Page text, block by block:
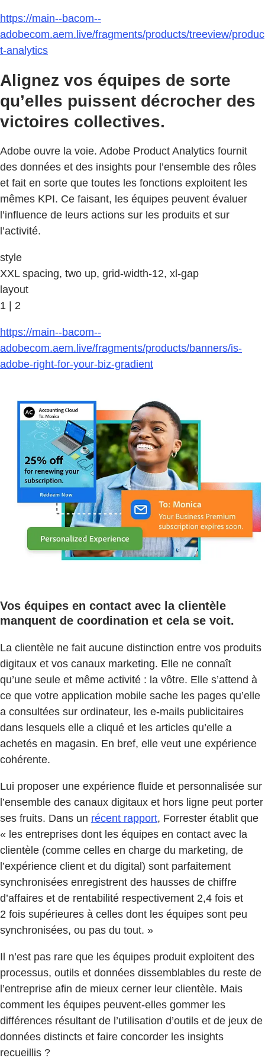
https://main--bacom--
adobecom.aem.live/fragments/products/treeview/produc
t-analytics
Alignez vos équipes de sorte
qu’elles puissent décrocher des
victoires collectives.
Adobe ouvre la voie. Adobe Product Analytics fournit
des données et des insights pour l’ensemble des rôles
et fait en sorte que toutes les fonctions exploitent les
mêmes KPI. Ce faisant, les équipes peuvent évaluer
l’influence de leurs actions sur les produits et sur
l’activité.
style
XXL spacing, two up, grid-width-12, xl-gap
layout
1 | 2
https://main--bacom--
adobecom.aem.live/fragments/products/banners/is-
adobe-right-for-your-biz-gradient
Vos équipes en contact avec la clientèle
manquent de coordination et cela se voit.
La clientèle ne fait aucune distinction entre vos produits
digitaux et vos canaux marketing. Elle ne connaît
qu’une seule et même activité : la vôtre. Elle s’attend à
ce que votre application mobile sache les pages qu’elle
a consultées sur ordinateur, les e-mails publicitaires
dans lesquels elle a cliqué et les articles qu’elle a
achetés en magasin. En bref, elle veut une expérience
cohérente.
Lui proposer une expérience fluide et personnalisée sur
l’ensemble des canaux digitaux et hors ligne peut porter
ses fruits. Dans un récent rapport, Forrester établit que
« les entreprises dont les équipes en contact avec la
clientèle (comme celles en charge du marketing, de
l’expérience client et du digital) sont parfaitement
synchronisées enregistrent des hausses de chiffre
d’affaires et de rentabilité respectivement 2,4 fois et
2 fois supérieures à celles dont les équipes sont peu
synchronisées, ou pas du tout. »
Il n’est pas rare que les équipes produit exploitent des
processus, outils et données dissemblables du reste de
l’entreprise afin de mieux cerner leur clientèle. Mais
comment les équipes peuvent-elles gommer les
différences résultant de l’utilisation d’outils et de jeux de
données distincts et faire concorder les insights
recueillis ?